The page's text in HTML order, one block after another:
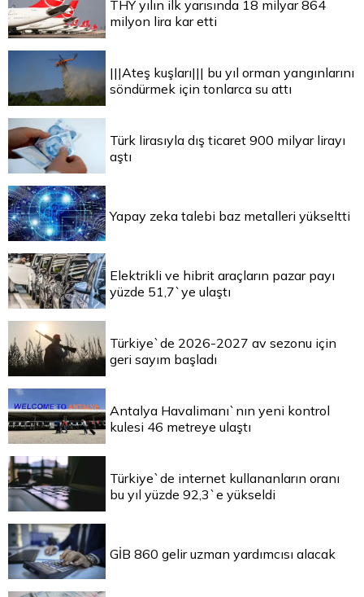
THY yılın ilk yarısında 18 milyar 864
milyon lira kar etti
|||Ateş kuşları||| bu yıl orman yangınlarını
söndürmek için tonlarca su attı
Türk lirasıyla dış ticaret 900 milyar lirayı
aştı
Yapay zeka talebi baz metalleri yükseltti
Elektrikli ve hibrit araçların pazar payı
yüzde 51,7`ye ulaştı
Türkiye`de 2026-2027 av sezonu için
geri sayım başladı
Antalya Havalimanı`nın yeni kontrol
kulesi 46 metreye ulaştı
Türkiye`de internet kullananların oranı
bu yıl yüzde 92,3`e yükseldi
GİB 860 gelir uzman yardımcısı alacak